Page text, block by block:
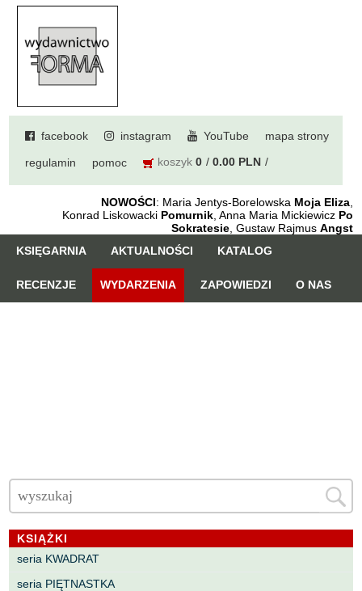
facebook instagram YouTube mapa strony
regulamin pomoc koszyk 0 0.00 PLN
NOWOŚCI: Maria Jentys-Borelowska Moja Eliza,
Konrad Liskowacki Pomurnik, Anna Maria Mickiewicz Po
Sokratesie, Gustaw Rajmus Angst
KSIĘGARNIA
AKTUALNOŚCI KATALOG
RECENZJE WYDARZENIA ZAPOWIEDZI O NAS
KSIĄŻKI
seria KWADRAT
seria PIĘTNASTKA